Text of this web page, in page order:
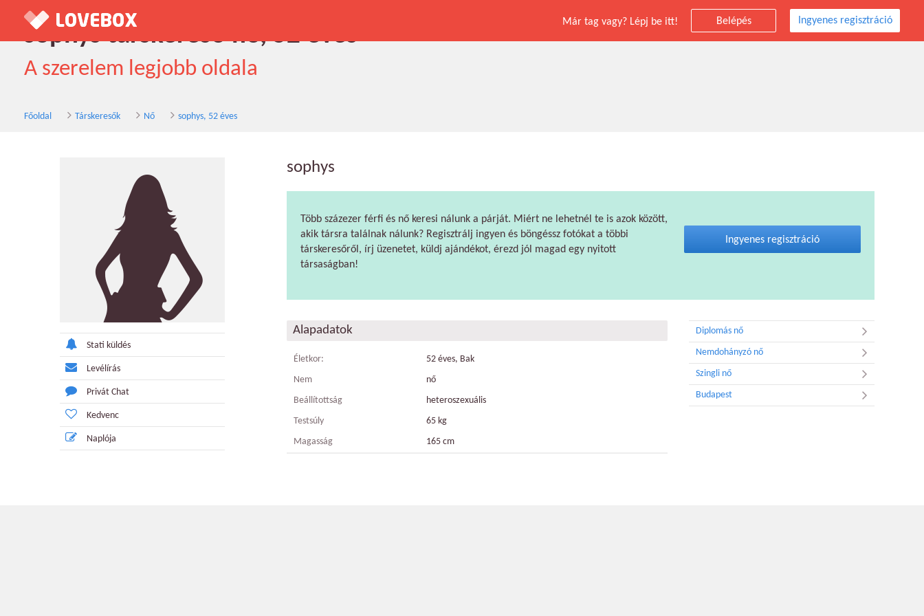
Már tag vagy? Lépj be itt! Belépés Ingyenes regisztráció
sophys társkereső nő, 52 éves
A szerelem legjobb oldala
Főoldal Társkeresők Nő sophys, 52 éves
Stati küldés
Levélírás
Privát Chat
Kedvenc
Naplója
sophys
Több százezer férfi és nő keresi nálunk a párját. Miért ne lehetnél te is azok között,
akik társra találnak nálunk? Regisztrálj ingyen és böngéssz fotókat a többi
társkeresőről, írj üzenetet, küldj ajándékot, érezd jól magad egy nyitott
társaságban!
Ingyenes regisztráció
Alapadatok
Életkor:
52 éves, Bak
Nem
nő
Beállítottság
heteroszexuális
Testsúly
65 kg
Magasság
165 cm
Diplomás nő
Nemdohányzó nő
Szingli nő
Budapest